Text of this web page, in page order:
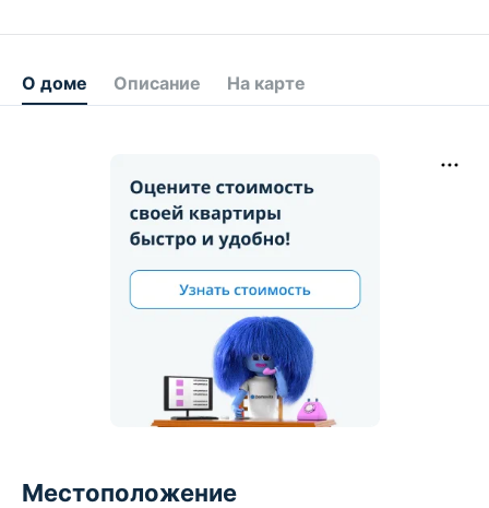
О доме Описание На карте
Местоположение